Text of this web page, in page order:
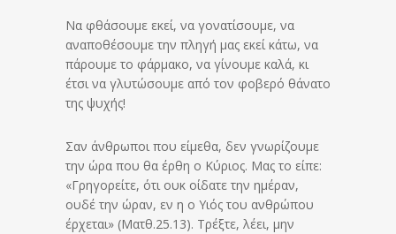
Να φθάσουμε εκεί, να γονατίσουμε, να
αναποθέσουμε την πληγή μας εκεί κάτω, να
πάρουμε το φάρμακο, να γίνουμε καλά, κι
έτσι να γλυτώσουμε από τον φοβερό θάνατο
της ψυχής!
Σαν άνθρωποι που είμεθα, δεν γνωρίζουμε
την ώρα που θα έρθη ο Κύριος. Μας το είπε:
«Γρηγορείτε, ότι ουκ οίδατε την ημέραν,
ουδέ την ώραν, εν η ο Υιός του ανθρώπου
έρχεται» (Ματθ.25.13). Τρέξτε, λέει, μην